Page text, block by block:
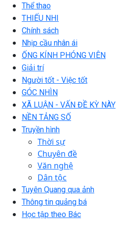
Thể thao
THIẾU NHI
Chính sách
Nhịp cầu nhân ái
ỐNG KÍNH PHÓNG VIÊN
Giải trí
Người tốt - Việc tốt
GÓC NHÌN
XÃ LUẬN - VẤN ĐỀ KỲ NÀY
NỀN TẢNG SỐ
Truyền hình
Thời sự
Chuyên đề
Văn nghệ
Dân tộc
Tuyên Quang qua ảnh
Thông tin quảng bá
Học tập theo Bác